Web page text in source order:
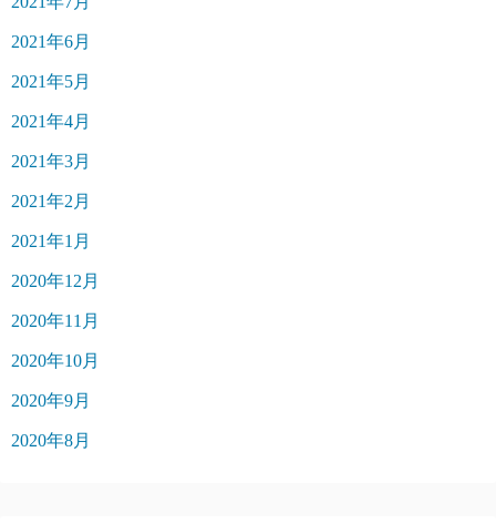
2021年6月
2021年5月
2021年4月
2021年3月
2021年2月
2021年1月
2020年12月
2020年11月
2020年10月
2020年9月
2020年8月